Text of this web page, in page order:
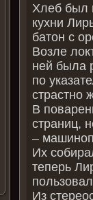
Хлеб был
кухни
батон с
Возле
ней была
по
страстно
В
страниц,
–
Их
теперь
Из